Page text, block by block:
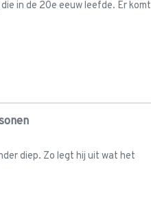
in de 20e eeuw leefde. Er komt
diep. Zo legt hij uit wat het